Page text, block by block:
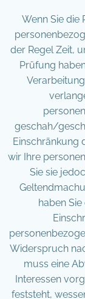
Wenn Sie die
der Regel Zeit,
Prüfung
geschah/
Einschränkung
wir Ihre
Sie sie
haben
Widerspruch
muss eine
Interessen
feststeht,